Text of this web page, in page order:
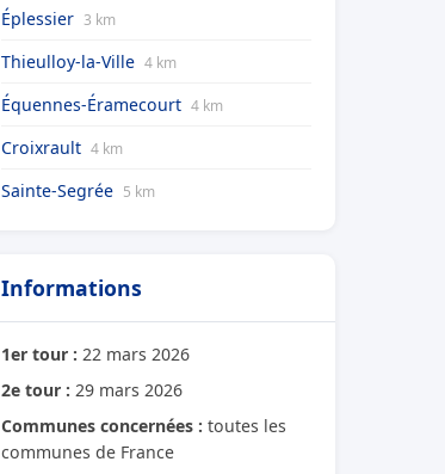
Éplessier 3 km
Thieulloy-la-Ville 4 km
Équennes-Éramecourt 4 km
Croixrault 4 km
Sainte-Segrée 5 km
Informations
1er tour : 22 mars 2026
2e tour : 29 mars 2026
Communes concernées : toutes les
communes de France